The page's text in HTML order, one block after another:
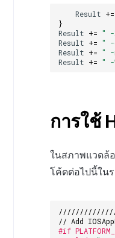
Result +=
}
Result += " -
Result += " -
Result += " -
Result += " -
การใช้
ในสภาพแวดล้
โค้ดต่อไปนี้ใน
// Add
#if